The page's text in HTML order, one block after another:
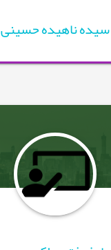
سیده ناهیده حسینی